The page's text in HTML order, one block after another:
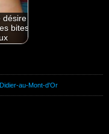
désire
bites
au-Mont-d'Or